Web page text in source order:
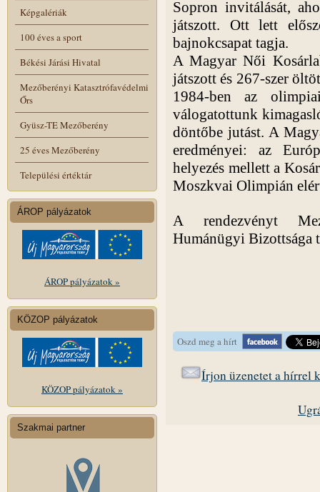
Képgalériák
100 éves a sport
Békési Járási Hivatal
Mezőberényi Katasztrófavédelmi
Őrs
Gyüsz-TE Mezőberény
25 éves Mezőberény
Települési értéktár
ÁROP pályázatok
ÁROP pályázatok »
KÖZOP pályázatok
KÖZOP pályázatok »
Szakmai partner
Sopron invitálását,
játszott. Ott lett
bajnokcsapat tagja.
A Magyar Női
játszott és 267-szer
1984-ben az
válogatottunk
döntőbe jutást. A
eredményei: az
helyezés mellett a
Moszkvai Olimpián
A rendezvényt
Humánügyi Bizottsága
Oszd meg a hírt
Írjon üzenetet a hírrel